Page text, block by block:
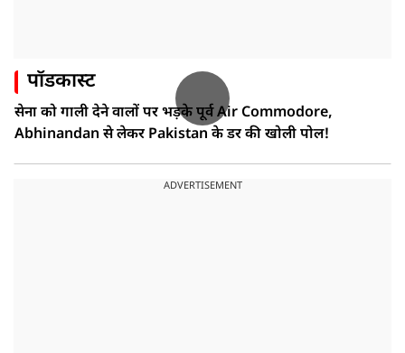
पॉडकास्ट
सेना को गाली देने वालों पर भड़के पूर्व Air Commodore,
Abhinandan से लेकर Pakistan के डर की खोली पोल!
ADVERTISEMENT